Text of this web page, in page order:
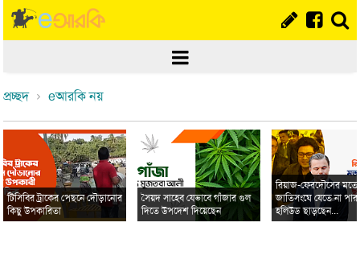
প্রচ্ছদ eআরকি নয়
টিসিবির ট্রাকের পেছনে দৌড়ানোর
কিছু উপকারিতা
সৈয়দ সাহেব যেভাবে গাঁজার গুল
দিতে উপদেশ দিয়েছেন
রিয়াজ-ফেরদৌসের মতো
জাতিসংঘে যেতে না
হলিউড ছাড়ছেন...